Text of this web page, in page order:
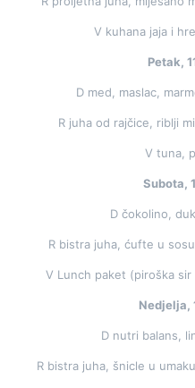
V kuhana jaja i
Petak,
D med, maslac,
R juha od rajčice, riblji
V tuna,
Subota,
D čokolino,
R bistra juha, ćufte u
V Lunch paket (piroška
Nedjelja,
D nutri balans,
R bistra juha, šnicle u